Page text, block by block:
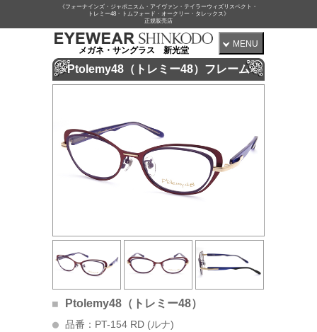
《フォーナインズ・ジャポニスム・アイヴァン・テイラーウィズリスペクト・
トレミー48・トムフォード・オークリー・タレックス》
正規販売店
メガネ・サングラス 新光堂
MENU
Ptolemy48（トレミー48）フレーム
Ptolemy48（トレミー48）
品番：PT-154 RD (ルナ)